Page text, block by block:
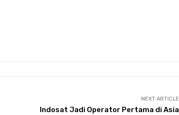
NEXT ARTICLE
Indosat Jadi Operator Pertama di Asia